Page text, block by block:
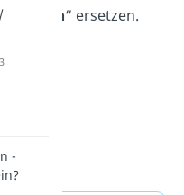
“ ersetzen.
-